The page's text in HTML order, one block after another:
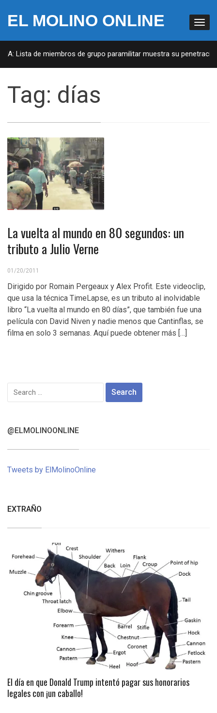
EL MOLINO ONLINE
Lista de miembros de grupo paramilitar muestra su penetración
Tag: días
La vuelta al mundo en 80 segundos: un
tributo a Julio Verne
01/20/2011
Dirigido por Romain Pergeaux y Alex Profit. Este videoclip,
que usa la técnica TimeLapse, es un tributo al inolvidable
libro “La vuelta al mundo en 80 días”, que también fue una
película con David Niven y nadie menos que Cantinflas, se
filma en solo 3 semanas. Aquí puede obtener más […]
Search
for:
@ELMOLINOONLINE
Tweets by ElMolinoOnline
EXTRAÑO
El día en que Donald Trump intentó pagar sus honorarios
legales con ¡un caballo!